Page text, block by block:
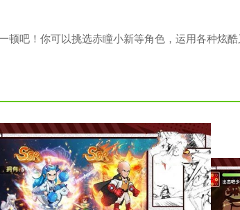
顿吧！你可以挑选赤瞳小新等角色，运用各种炫